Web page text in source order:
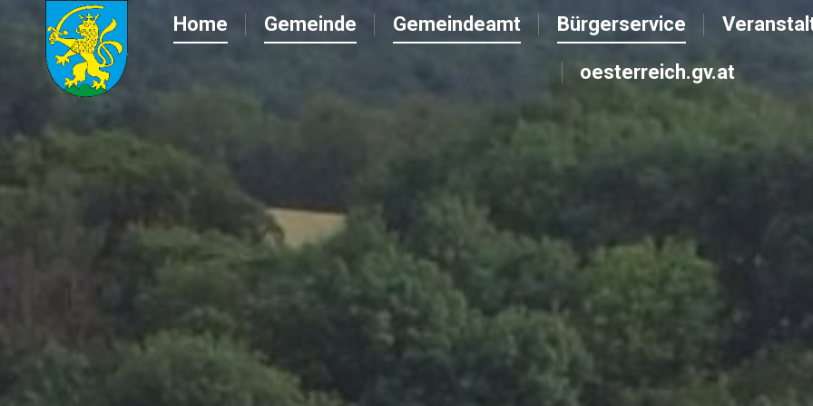
Home Gemeinde Gemeindeamt Bürgerservice
oesterreich.gv.at
Home Gemeinde Gemeindeamt Bürgerservice
oesterreich.gv.at